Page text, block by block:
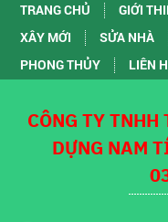
TRANG CHỦ GIỚI
XÂY MỚI
SỬA NHÀ
PHONG THỦY
LIÊN
CÔNG TY
DỰNG NAM